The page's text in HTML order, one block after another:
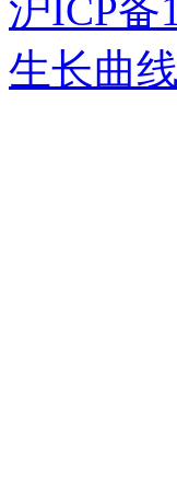
沪ICP
生长曲